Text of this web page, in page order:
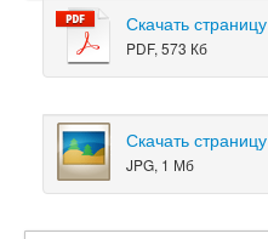
Скачать страницу
PDF, 573 Кб
Скачать страницу
JPG, 1 Мб